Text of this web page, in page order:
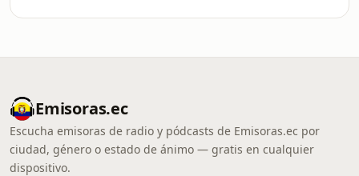
Emisoras.ec
Escucha emisoras de radio y pódcasts de Emisoras.ec por
ciudad, género o estado de ánimo — gratis en cualquier
dispositivo.